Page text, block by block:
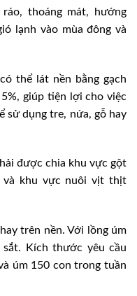
thoáng mát, hướng
lạnh vào mùa đông và
thể lát nền bằng gạch
giúp tiện lợi cho việc
sử dụng tre, nứa, gỗ hay
được chia khu vực gột
khu vực nuôi vịt thịt
trên nền. Với lồng úm
Kích thước yêu cầu
úm 150 con trong tuần